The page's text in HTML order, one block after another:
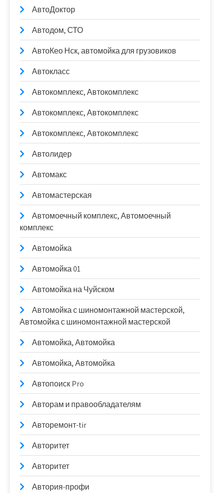
АвтоДоктор
Автодом, СТО
АвтоКео Нск, автомойка для грузовиков
Автокласс
Автокомплекс, Автокомплекс
Автокомплекс, Автокомплекс
Автокомплекс, Автокомплекс
Автолидер
Автомакс
Автомастерская
Автомоечный комплекс, Автомоечный
комплекс
Автомойка
Автомойка 01
Автомойка на Чуйском
Автомойка с шиномонтажной мастерской,
Автомойка с шиномонтажной мастерской
Автомойка, Автомойка
Автомойка, Автомойка
Автопоиск Pro
Авторам и правообладателям
Авторемонт-tir
Авторитет
Авторитет
Автория-профи